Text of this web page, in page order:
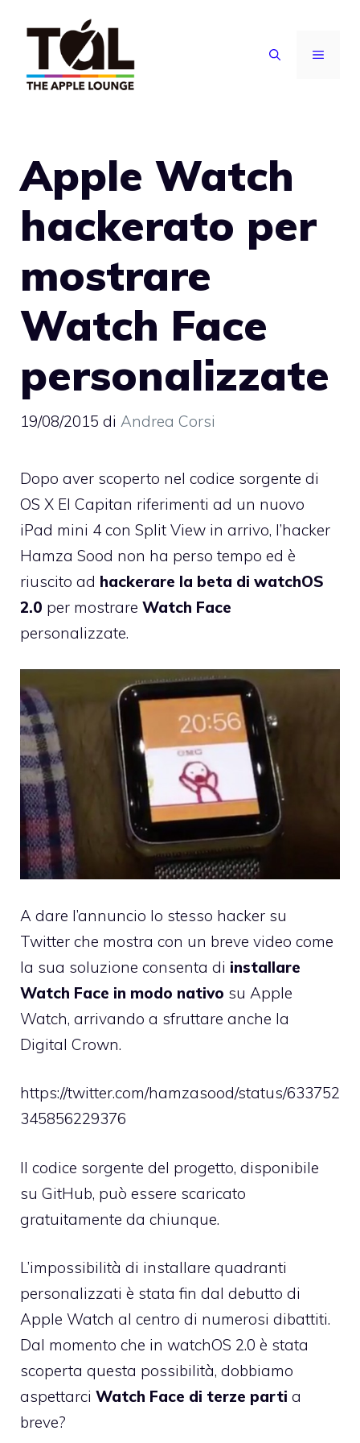
contenuto
MENU
Apple Watch
hackerato per
mostrare
Watch Face
personalizzate
19/08/2015 di Andrea Corsi
Dopo aver scoperto nel codice sorgente di
OS X El Capitan riferimenti ad un nuovo
iPad mini 4 con Split View in arrivo, l’hacker
Hamza Sood non ha perso tempo ed è
riuscito ad hackerare la beta di watchOS
2.0 per mostrare Watch Face
personalizzate.
A dare l’annuncio lo stesso hacker su
Twitter che mostra con un breve video come
la sua soluzione consenta di installare
Watch Face in modo nativo su Apple
Watch, arrivando a sfruttare anche la
Digital Crown.
https://twitter.com/hamzasood/status/633752
345856229376
Il codice sorgente del progetto, disponibile
su GitHub, può essere scaricato
gratuitamente da chiunque.
L’impossibilità di installare quadranti
personalizzati è stata fin dal debutto di
Apple Watch al centro di numerosi dibattiti.
Dal momento che in watchOS 2.0 è stata
scoperta questa possibilità, dobbiamo
aspettarci Watch Face di terze parti a
breve?